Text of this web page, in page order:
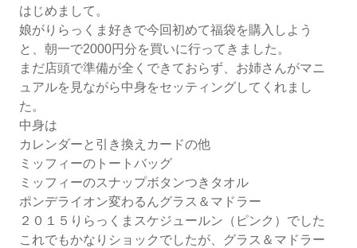
はじめまして。
娘がりらっくま好きで今回初めて福袋を購入しよう
と、朝一で2000円分を買いに行ってきました。
まだ店頭で準備が全くできておらず、お姉さんがマニ
ュアルを見ながら中身をセッティングしてくれまし
た。
中身は
カレンダーと引き換えカードの他
ミッフィーのトートバッグ
ミッフィーのスナップボタンつきタオル
ポンデライオン変わるんグラス＆マドラー
２０１５りらっくまスケジュールン（ピンク）でした
これでもかなりショックでしたが、グラス＆マドラー